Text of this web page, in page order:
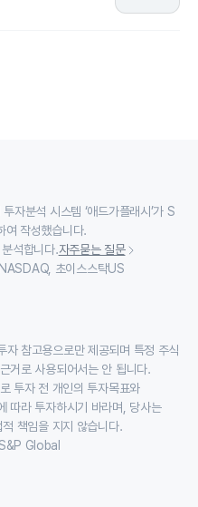
자분석 시스템 ‘애드가플래시’가 S
여 작성했습니다.
석합니다.자주묻는 질문
초이스스탁US
자 참고용으로만 제공되며 특정 주식
거로 사용되어서는 안 됩니다.
투자 전 개인의 투자목표와
따라 투자하시기 바라며, 당사는
책임을 지지 않습니다.
Global